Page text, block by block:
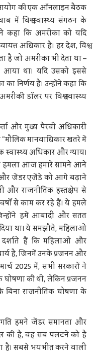
आयोग की एक ऑनलाइन बैठक
में विश्व स्वास्थ्य संगठन के
कहा कि अमरीका को यदि
अधिकार है। हर देश, विश्व
है जो अमरीका भी देता था –
था। यदि उसको इससे
निर्णय है। उन्होंने कहा कि
डॉलर पर विश्व स्वास्थ्य
और मुख्य पैरवी अधिकारी
मानवाधिकार खतरे में
अधिकार और न्याय।
हमला आज हमारे सामने आने
और जेंडर एजेंडे को आगे बढ़ाने
और राजनीतिक हस्तक्षेप से
से काम कर रहे हैं। ये हमले
हमें आबादी और सतत
था। ये समझौते, महिलाओं
हैं कि महिलाओं और
है, जिनमें उनके प्रजनन और
2025 में, सभी सरकारों ने
घोषणा की थी, लेकिन प्रजनन
राजनीतिक घोषणा के
हमने जेंडर समानता और
की है, वह सब पलटने को है
है। सबसे भयभीत करने वाली